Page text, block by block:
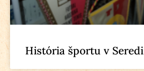
História športu v Seredi